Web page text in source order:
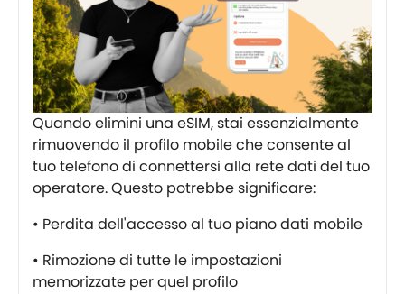
Quando elimini una eSIM, stai essenzialmente
rimuovendo il profilo mobile che consente al
tuo telefono di connettersi alla rete dati del tuo
operatore. Questo potrebbe significare:
• Perdita dell'accesso al tuo piano dati mobile
• Rimozione di tutte le impostazioni
memorizzate per quel profilo